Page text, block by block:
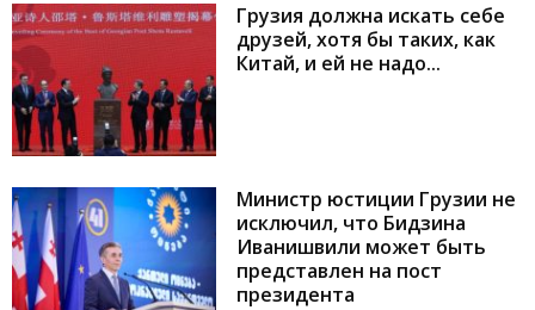
Грузия должна искать себе
друзей, хотя бы таких, как
Китай, и ей не надо...
Министр юстиции Грузии не
исключил, что Бидзина
Иванишвили может быть
представлен на пост
президента